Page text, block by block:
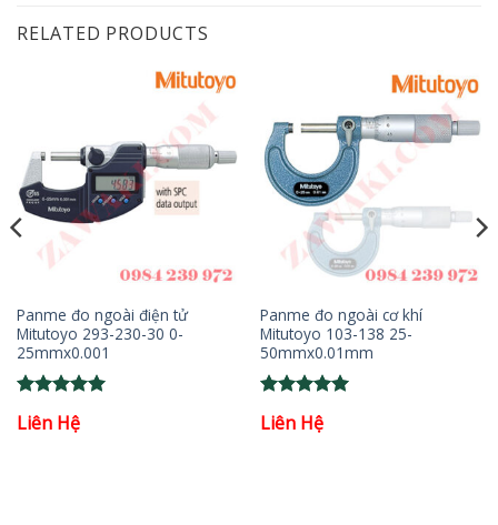
RELATED PRODUCTS
Panme đo ngoài điện tử
Mitutoyo 293-230-30 0-
25mmx0.001
out of 5
Liên Hệ
Panme đo ngoài cơ khí
Mitutoyo 103-138 25-
50mmx0.01mm
out of 5
Liên Hệ